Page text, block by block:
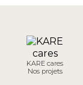
KARE cares
Nos projets